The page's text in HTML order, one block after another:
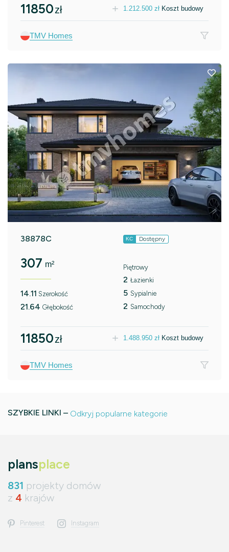
11850zł 1.212.500 zł Koszt budowy
TMV Homes
38878C KC Dostępny
307 m²
14.11 Szerokość
21.64 Głębokość
Piętrowy
2 Łazienki
5 Sypialnie
2 Samochody
11850zł 1.488.950 zł Koszt budowy
TMV Homes
SZYBKIE LINKI – Odkryj popularne kategorie
plansplace
831 projekty domów
z 4 krajów
Pinterest Instagram